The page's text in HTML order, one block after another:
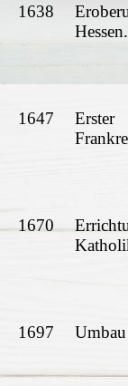
1638
Hessen.
1647
Erster
1670
1697